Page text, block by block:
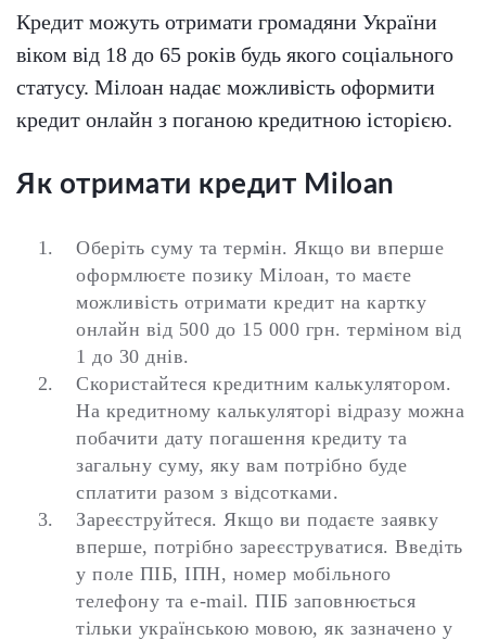
Кредит можуть отримати громадяни України
віком від 18 до 65 років будь якого соціального
статусу. Мілоан надає можливість оформити
кредит онлайн з поганою кредитною історією.
Як отримати кредит Miloan
Оберіть суму та термін. Якщо ви вперше
оформлюєте позику Мілоан, то маєте
можливість отримати кредит на картку
онлайн від 500 до 15 000 грн. терміном від
1 до 30 днів.
Скористайтеся кредитним калькулятором.
На кредитному калькуляторі відразу можна
побачити дату погашення кредиту та
загальну суму, яку вам потрібно буде
сплатити разом з відсотками.
Зареєструйтеся. Якщо ви подаєте заявку
вперше, потрібно зареєструватися. Введіть
у поле ПІБ, ІПН, номер мобільного
телефону та e-mail. ПІБ заповнюється
тільки українською мовою, як зазначено у